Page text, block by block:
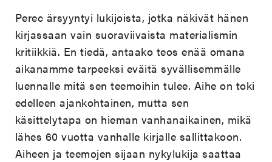
Perec ärsyyntyi lukijoista, jotka näkivät hänen
kirjassaan vain suoraviivaista materialismin
kritiikkiä. En tiedä, antaako teos enää omana
aikanamme tarpeeksi eväitä syvällisemmälle
luennalle mitä sen teemoihin tulee. Aihe on toki
edelleen ajankohtainen, mutta sen
käsittelytapa on hieman vanhanaikainen, mikä
lähes 60 vuotta vanhalle kirjalle sallittakoon.
Aiheen ja teemojen sijaan nykylukija saattaa